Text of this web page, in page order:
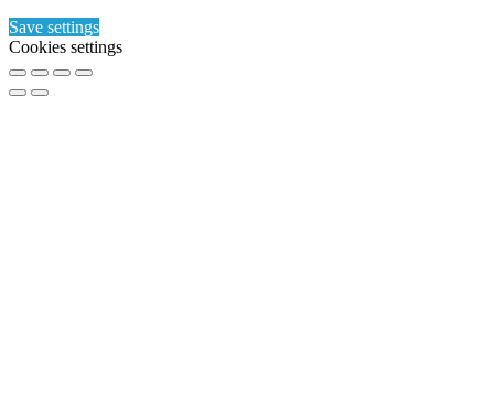
Save settings
Cookies settings